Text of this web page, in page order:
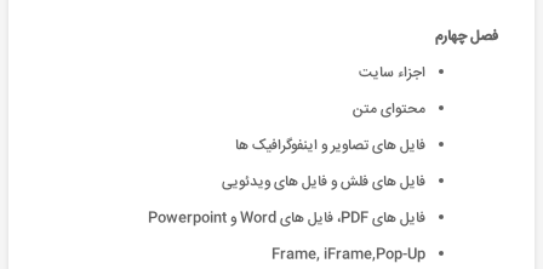
فصل چهارم
اجزاء سایت
محتوای متن
فایل های تصاویر و اینفوگرافیک ها
فایل های فلش و فایل های ویدئویی
فایل های PDF، فایل های Word و Powerpoint
Frame, iFrame,Pop-Up